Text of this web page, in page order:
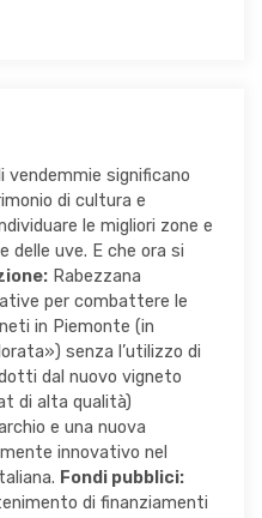
vendemmie significano
di cultura e
le migliori zone e
delle uve. E che ora si
Rabezzana
per combattere le
in Piemonte (in
senza l’utilizzo di
dal nuovo vigneto
di alta qualità)
e una nuova
innovativo nel
Fondi pubblici:
di finanziamenti